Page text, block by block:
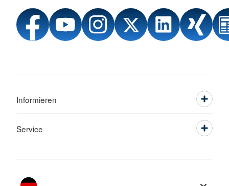
Informieren
Service
Sprache wechseln zu